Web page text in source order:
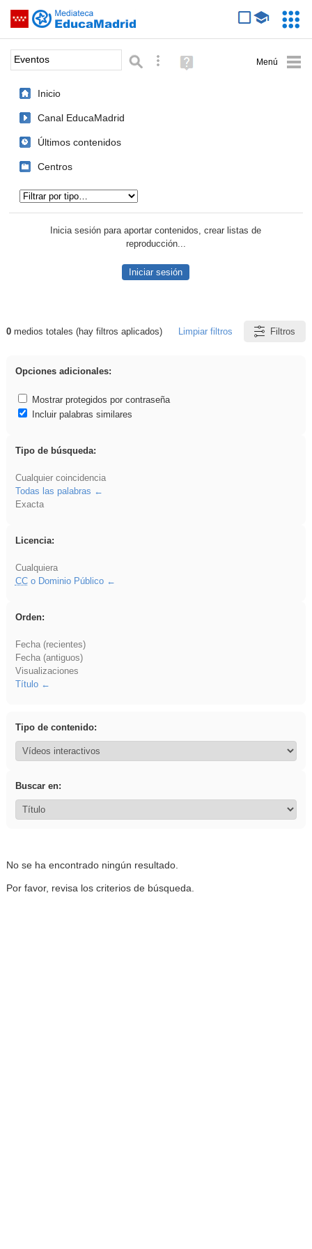
Saltar navegación
Palabra o frase: Búsqueda avanzada
Ayuda
(en
Inicio
Canal EducaMadrid
Últimos contenidos
Centros
Inicia sesión para aportar contenidos, crear listas de
reproducción...
Iniciar sesión
Resultados de: Eventos
0medios totales (hay filtros aplicados) Limpiar filtros Filtros
Opciones adicionales:
Mostrar protegidos por contraseña
Incluir palabras similares
Tipo de búsqueda:
Cualquier coincidencia
Todas las palabras
Exacta
Licencia:
Cualquiera
CCo Dominio Público
Orden:
Fecha (recientes)
Fecha (antiguos)
Visualizaciones
Título
Tipo de contenido:
Buscar en:
No se ha encontrado ningún resultado.
Por favor, revisa los criterios de búsqueda.